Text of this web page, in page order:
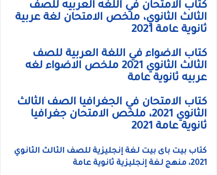
كتاب الامتحان في اللغه العربيه للصف
الثالث الثانوي، ملخص الامتحان لغة عربية
ثانوية عامة 2021
كتاب الاضواء في اللغة العربية للصف
الثالث الثانوي 2021 ملخص الاضواء لغه
عربيه ثانوية عامة
كتاب الامتحان في الجغرافيا الصف الثالث
الثانوي 2021، ملخص الامتحان جغرافيا
ثانوية عامة 2021
كتاب بيت باى بيت لغة إنجليزية للصف الثالث الثانوي
2021، منهج لغة إنجليزية ثانوية عامة